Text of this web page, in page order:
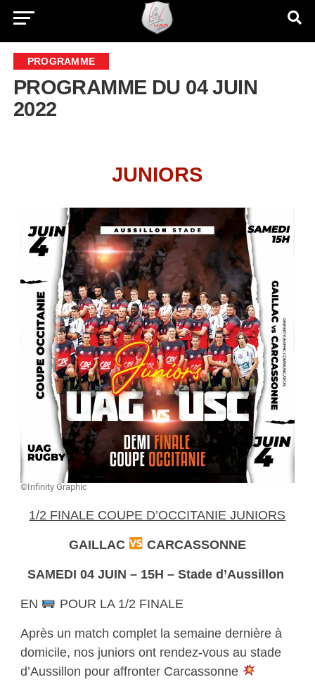
PROGRAMME
PROGRAMME DU 04 JUIN
2022
JUNIORS
©Infinity Graphic
1/2 FINALE COUPE D’OCCITANIE JUNIORS
GAILLAC
CARCASSONNE
SAMEDI 04 JUIN – 15H – Stade d’Aussillon
EN
POUR LA 1/2 FINALE
Après un match complet la semaine dernière à
domicile, nos juniors ont rendez-vous au stade
d’Aussillon pour affronter Carcassonne